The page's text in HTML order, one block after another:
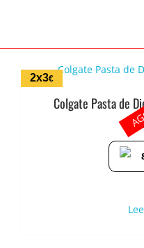
2x3€
Colgate Pasta de